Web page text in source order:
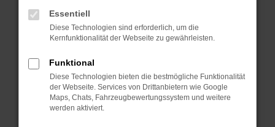
Fehler: Network Error
Beim Laden ist ein Fehler aufgetreten.
Hier sind ein paar Tipps, die dir helfen können:
Überprüfe deine Firewall und deine
Internetverbindung.
Laden andere Webseiten, zum Beispiel deine
Suchmaschine?
Essentiell
Diese Technologien sind erforderlich, um die
Kernfunktionalität der Webseite zu gewährleisten.
Funktional
Diese Technologien bieten die bestmögliche Funktionalität
der Webseite. Services von Drittanbietern wie Google
Maps, Chats, Fahrzeugbewertungssystem und weitere
werden aktiviert.